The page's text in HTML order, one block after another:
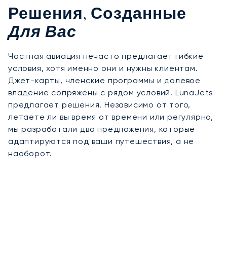
Решения, Созданные
Для Вас
Частная авиация нечасто предлагает гибкие
условия, хотя именно они и нужны клиентам.
Джет-карты, членские программы и долевое
владение сопряжены с рядом условий. LunaJets
предлагает решения. Независимо от того,
летаете ли вы время от времени или регулярно,
мы разработали два предложения, которые
адаптируются под ваши путешествия, а не
наоборот.